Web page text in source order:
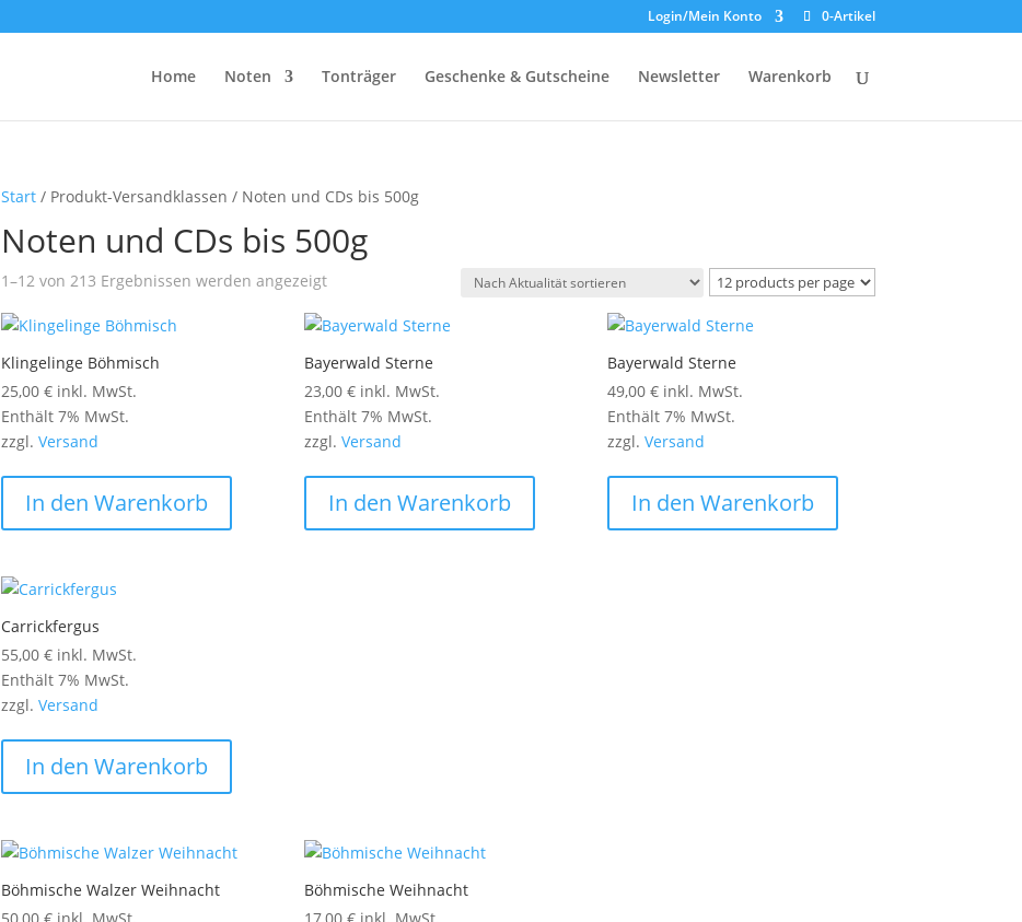
Login/Mein Konto 0-Artikel
Home Noten Tonträger Geschenke & Gutscheine Newsletter Warenkorb
Start / Produkt-Versandklassen / Noten und CDs bis 500g
Noten und CDs bis 500g
1–12 von 213 Ergebnissen werden angezeigtNach
sortiert
Klingelinge Böhmisch
25,00€ inkl. MwSt.
Enthält 7% MwSt.
zzgl.Versand
In den Warenkorb
Bayerwald Sterne
23,00€ inkl. MwSt.
Enthält 7% MwSt.
zzgl.Versand
In den Warenkorb
Bayerwald Sterne
49,00 € inkl. MwSt.
Enthält 7% MwSt.
zzgl. Versand
In den Warenkorb
Carrickfergus
55,00€ inkl. MwSt.
Enthält 7% MwSt.
zzgl.Versand
In den Warenkorb
Böhmische Walzer Weihnacht
Böhmische Weihnacht